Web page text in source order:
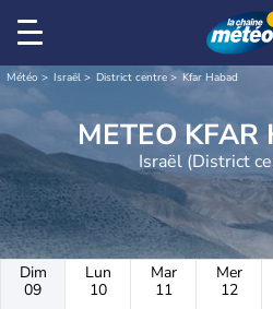
Météo Israël District centre Kfar Habad
METEO
Israël (District
Dim
09
Lun
10
Mar
11
Mer
12